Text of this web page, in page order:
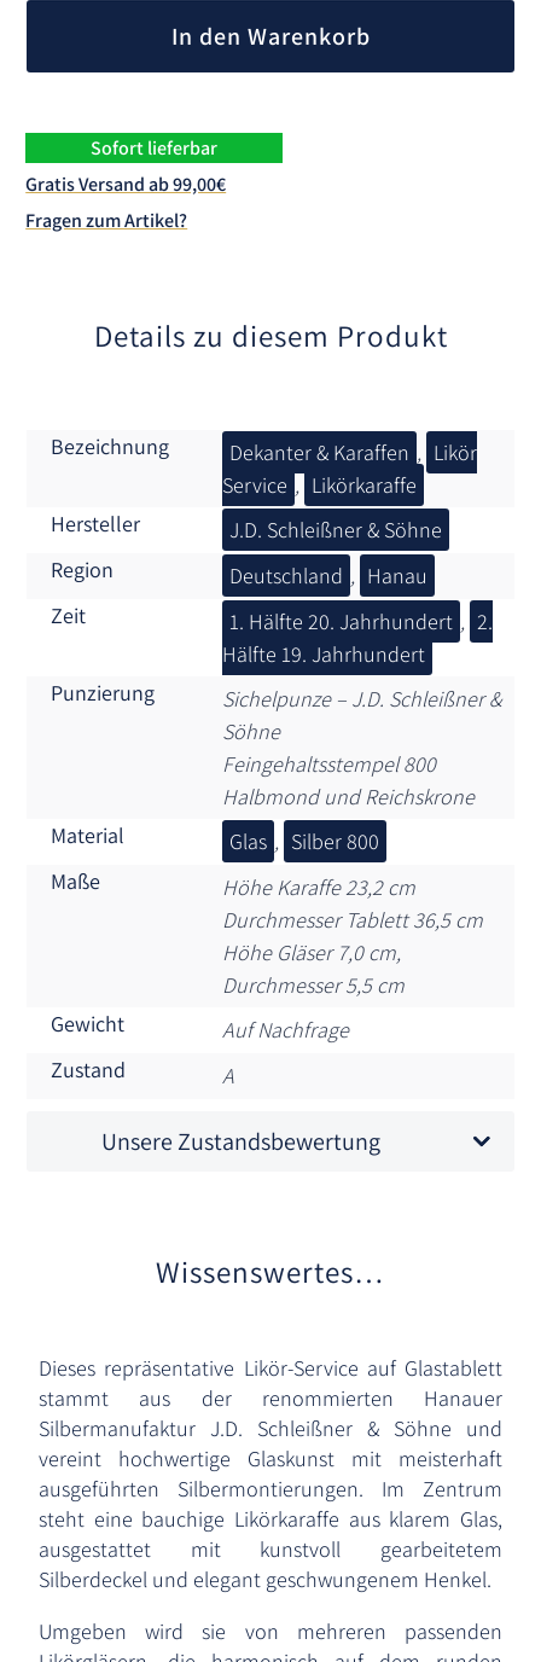
In den Warenkorb
Sofort lieferbar
Gratis Versand ab 99,00€
Fragen zum Artikel?
Details zu diesem Produkt
Bezeichnung Dekanter & Karaffen , Likör
Service , Likörkaraffe
Hersteller
J.D. Schleißner & Söhne
Region
Deutschland , Hanau
Zeit
1. Hälfte 20. Jahrhundert , 2.
Hälfte 19. Jahrhundert
Punzierung
Sichelpunze – J.D. Schleißner &
Söhne
Feingehaltsstempel 800
Halbmond und Reichskrone
Material
Glas , Silber 800
Maße
Höhe Karaffe 23,2 cm
Durchmesser Tablett 36,5 cm
Höhe Gläser 7,0 cm,
Durchmesser 5,5 cm
Gewicht
Auf Nachfrage
Zustand
A
Unsere Zustandsbewertung
Wissenswertes…
Dieses repräsentative Likör-Service auf Glastablett
stammt aus der renommierten Hanauer
Silbermanufaktur J.D. Schleißner & Söhne und
vereint hochwertige Glaskunst mit meisterhaft
ausgeführten Silbermontierungen. Im Zentrum
steht eine bauchige Likörkaraffe aus klarem Glas,
ausgestattet mit kunstvoll gearbeitetem
Silberdeckel und elegant geschwungenem Henkel.
Umgeben wird sie von mehreren passenden